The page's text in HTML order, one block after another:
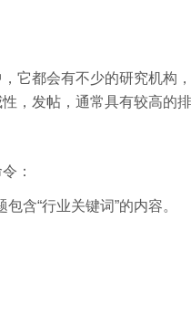
它都会有不少的研究机构
，发帖，通常具有较高的排
：
含“行业关键词”的内容。